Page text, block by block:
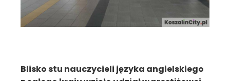
Blisko stu nauczycieli języka angielskiego